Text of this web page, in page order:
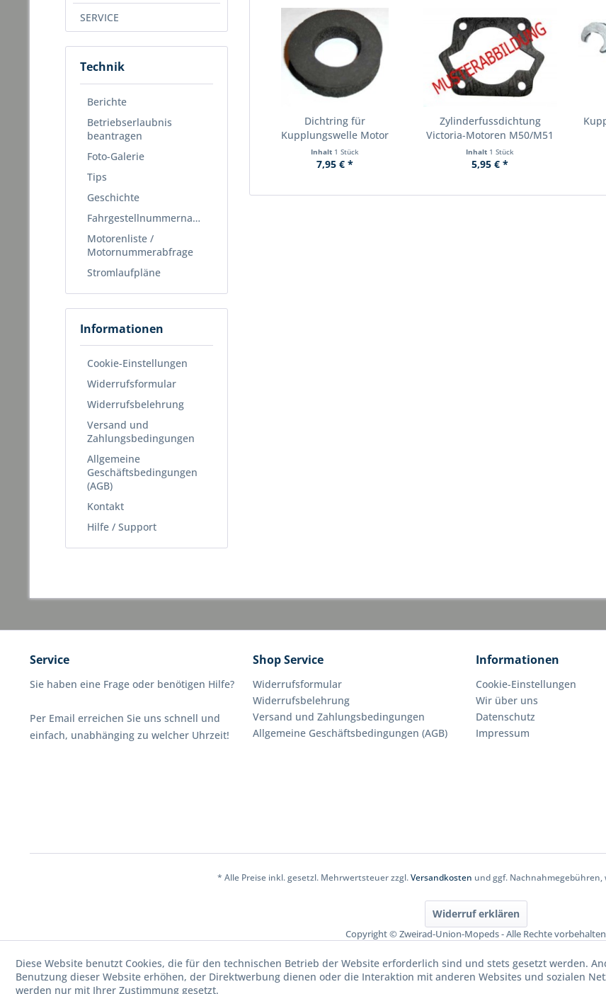
SERVICE
Technik
Berichte
Betriebserlaubnis
beantragen
Foto-Galerie
Tips
Geschichte
Fahrgestellnummernabfrage
Motorenliste /
Motornummerabfrage
Stromlaufpläne
Informationen
Cookie-Einstellungen
Widerrufsformular
Widerrufsbelehrung
Versand und
Zahlungsbedingungen
Allgemeine
Geschäftsbedingungen
(AGB)
Kontakt
Hilfe / Support
Dichtring für
Kupplungswelle Motor
Inhalt 1 Stück
7,95 € *
Zylinderfussdichtung
Victoria-Motoren M50/M51
Inhalt 1 Stück
5,95 € *
Service
Sie haben eine Frage oder benötigen Hilfe?
Per Email erreichen Sie uns schnell und
einfach, unabhänging zu welcher Uhrzeit!
Shop Service
Widerrufsformular
Widerrufsbelehrung
Versand und Zahlungsbedingungen
Allgemeine Geschäftsbedingungen (AGB)
Informationen
Cookie-Einstellungen
Wir über uns
Datenschutz
Impressum
* Alle Preise inkl. gesetzl. Mehrwertsteuer zzgl.Versandkosten und ggf.
Widerruf erklären
Copyright © Zweirad-Union-Mopeds - Alle Rechte vorbehalten
Diese Website benutzt Cookies, die für den technischen Betrieb der Website erforderlich sind und stets gesetzt werden.
Benutzung dieser Website erhöhen, der Direktwerbung dienen oder die Interaktion mit anderen Websites und sozialen
werden nur mit Ihrer Zustimmung gesetzt.